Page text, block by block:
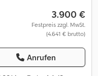
3.900 €
Festpreis zzgl. MwSt.
(4.641 € brutto)
Anrufen